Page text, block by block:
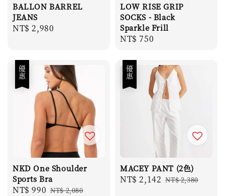
BALLON BARREL
JEANS
Regular
NT$ 2,980
LOW RISE GRIP
SOCKS - Black
Sparkle Frill
Regular
NT$ 750
優惠
NKD One Shoulder
Sports Bra
Sale
NT$ 990 Regular
NT$ 2,080
優惠
MACEY PANT (2色)
Sale
NT$ 2,142 Regular
NT$ 2,380